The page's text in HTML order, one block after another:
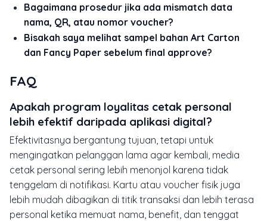
Bagaimana prosedur jika ada mismatch data
nama, QR, atau nomor voucher?
Bisakah saya melihat sampel bahan Art Carton
dan Fancy Paper sebelum final approve?
FAQ
Apakah program loyalitas cetak personal
lebih efektif daripada aplikasi digital?
Efektivitasnya bergantung tujuan, tetapi untuk
mengingatkan pelanggan lama agar kembali, media
cetak personal sering lebih menonjol karena tidak
tenggelam di notifikasi. Kartu atau voucher fisik juga
lebih mudah dibagikan di titik transaksi dan lebih terasa
personal ketika memuat nama, benefit, dan tenggat